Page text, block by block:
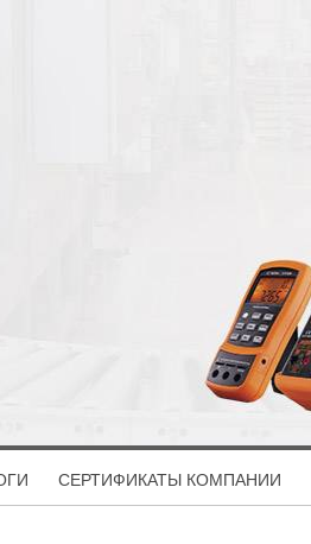
СЕРТИФИКАТЫ КОМПАНИИ